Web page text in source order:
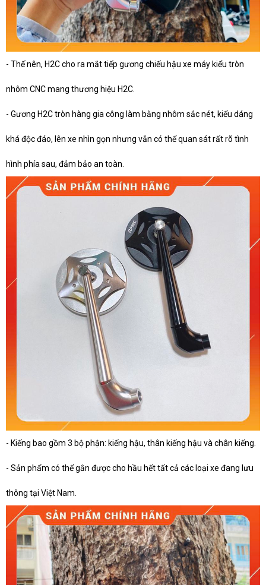
- Thế nên, H2C cho ra mắt tiếp gương chiếu hậu xe máy kiểu tròn
nhôm CNC mang thương hiệu H2C.
- Gương H2C tròn hàng gia công làm bằng nhôm sắc nét, kiểu dáng
khá độc đáo, lên xe nhìn gọn nhưng vẫn có thể quan sát rất rõ tình
hình phía sau, đảm bảo an toàn.
- Kiếng bao gồm 3 bộ phận: kiếng hậu, thân kiếng hậu và chân kiếng.
- Sản phẩm có thể gắn được cho hầu hết tất cả các loại xe đang lưu
thông tại Việt Nam.